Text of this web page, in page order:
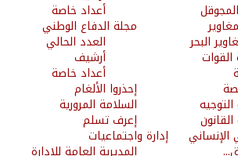
البحر
الإنساني
أعداد خاصة
مجلة الدفاع الوطني
العدد الحالي
أرشيف
أعداد خاصة
إحذروا الألغام
السلامة المرورية
إعرف تسلم
إدارة واجتماعيات
المديرية العامة للإدارة